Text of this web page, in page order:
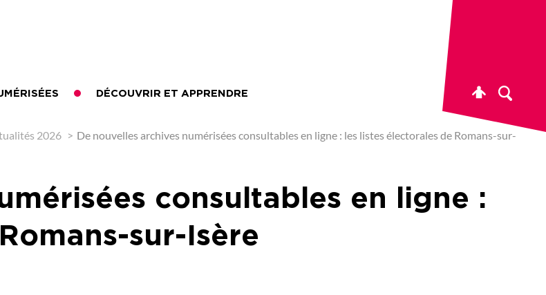
DÉCOUVRIR ET APPRENDRE
2026
De nouvelles archives numérisées consultables en ligne : les listes électorales de Romans-sur-
consultables en ligne :
sur-Isère